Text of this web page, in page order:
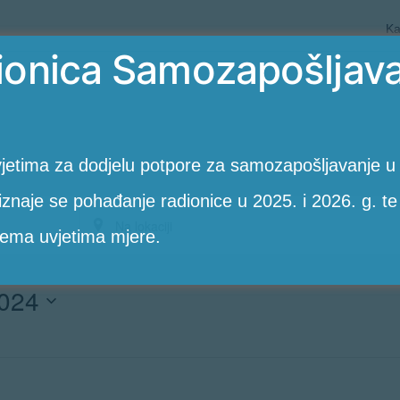
za dodjelu potpore za samozapošljavanje u
se pohađanje radionice u 2025. i 2026. g.
uvjetima mjere.